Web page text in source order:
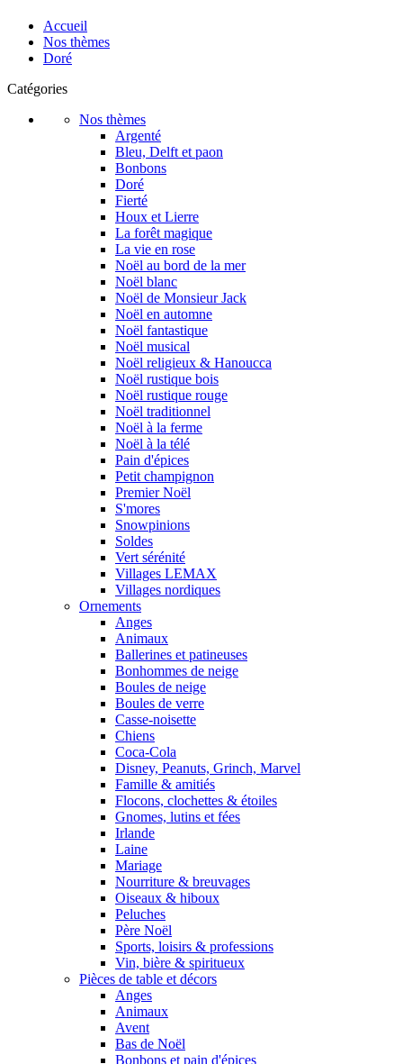
Accueil
Nos thèmes
Doré
Catégories
Nos thèmes
Argenté
Bleu, Delft et paon
Bonbons
Doré
Fierté
Houx et Lierre
La forêt magique
La vie en rose
Noël au bord de la mer
Noël blanc
Noël de Monsieur Jack
Noël en automne
Noël fantastique
Noël musical
Noël religieux & Hanoucca
Noël rustique bois
Noël rustique rouge
Noël traditionnel
Noël à la ferme
Noël à la télé
Pain d'épices
Petit champignon
Premier Noël
S'mores
Snowpinions
Soldes
Vert sérénité
Villages LEMAX
Villages nordiques
Ornements
Anges
Animaux
Ballerines et patineuses
Bonhommes de neige
Boules de neige
Boules de verre
Casse-noisette
Chiens
Coca-Cola
Disney, Peanuts, Grinch, Marvel
Famille & amitiés
Flocons, clochettes & étoiles
Gnomes, lutins et fées
Irlande
Laine
Mariage
Nourriture & breuvages
Oiseaux & hiboux
Peluches
Père Noël
Sports, loisirs & professions
Vin, bière & spiritueux
Pièces de table et décors
Anges
Animaux
Avent
Bas de Noël
Bonbons et pain d'épices